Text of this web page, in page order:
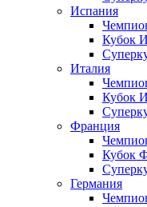
Испания
Кубок
Италия
Кубок
Франция
Кубок
Германия